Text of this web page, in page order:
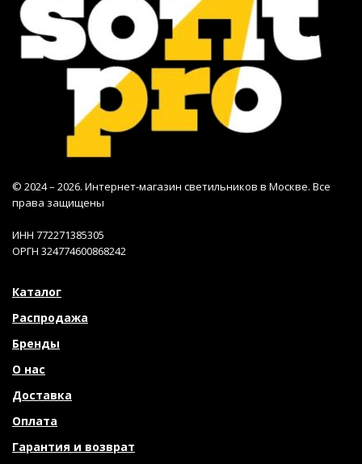
© 2024 – 2026. Интернет-магазин светильников в Москве. Все
права защищены
ИНН 772271385305
ОРГН 324774600868242
Каталог
Распродажа
Бренды
О нас
Доставка
Оплата
Гарантия и возврат